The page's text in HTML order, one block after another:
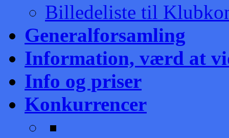
Billedeliste til
Generalforsamling
Information, værd at
Info og priser
Konkurrencer